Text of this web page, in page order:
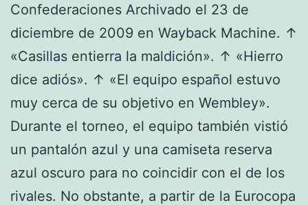
Confederaciones Archivado el 23 de
diciembre de 2009 en Wayback Machine. ↑
«Casillas entierra la maldición». ↑ «Hierro
dice adiós». ↑ «El equipo español estuvo
muy cerca de su objetivo en Wembley».
Durante el torneo, el equipo también vistió
un pantalón azul y una camiseta reserva
azul oscuro para no coincidir con el de los
rivales. No obstante, a partir de la Eurocopa